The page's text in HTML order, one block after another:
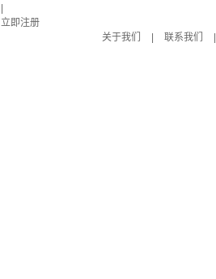
立即注册
关于我们
联系我们